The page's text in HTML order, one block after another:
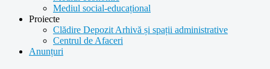
Mediul social-educațional
Proiecte
Clădire Depozit Arhivă și spații administrative
Centrul de Afaceri
Anunțuri